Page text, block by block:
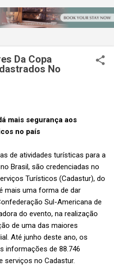
SITA, a 20ª edição anual
à indústria. (© SITA)
Cada mala
de US$ 260. Com um
8 por passageiro, uma mala
inteiro. O núme...
Da Copa
No
mais segurança aos
no país
de atividades turísticas para a
Brasil, são credenciadas no
Turísticos (Cadastur), do
mais uma forma de dar
Sul-Americana de
do evento, na realização
de uma das maiores
Até junho deste ano, os
informações de 88.746
serviços no Cadastur.